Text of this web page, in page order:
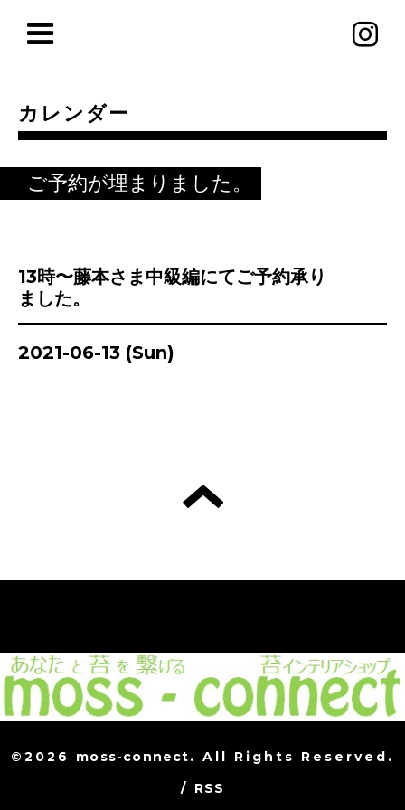
カレンダー
ご予約が埋まりました。
13時〜藤本さま中級編にてご予約承り
ました。
2021-06-13 (Sun)
©2026 moss-connect. All Rights Reserved.
/ RSS